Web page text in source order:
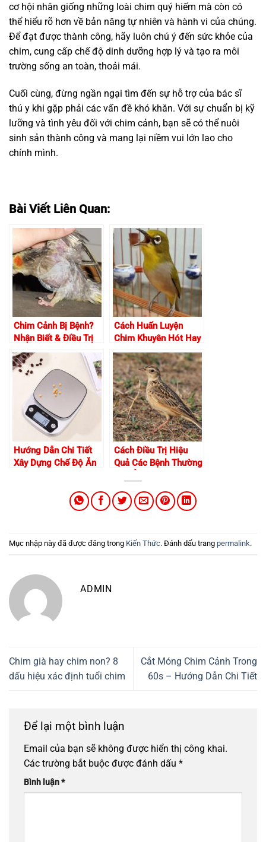
cơ hội nhân giống những loài chim quý hiếm mà còn có
thể hiểu rõ hơn về bản năng tự nhiên và hành vi của chúng.
Để đạt được thành công, hãy luôn chú ý đến sức khỏe của
chim, cung cấp chế độ dinh dưỡng hợp lý và tạo ra môi
trường sống an toàn, thoải mái.
Cuối cùng, đừng ngần ngại tìm đến sự hỗ trợ của bác sĩ
thú y khi gặp phải các vấn đề khó khăn. Với sự chuẩn bị kỹ
lưỡng và tình yêu đối với chim cảnh, bạn sẽ có thể nuôi
sinh sản thành công và mang lại niềm vui lớn lao cho
chính mình.
Bài Viết Liên Quan:
Chim Cảnh Bị Bệnh?
Nhận Biết & Điều Trị
Hiệu Quả
Cách Huấn Luyện
Chim Khuyên Hót Hay
Và Ngoan Ngoãn
Hướng Dẫn Chi Tiết
Xây Dựng Chế Độ Ăn
Cách Điều Trị Hiệu
Quả Các Bệnh Thường
Mục nhập này đã được đăng trong Kiến Thức. Đánh dấu trang permalink.
ADMIN
Chim già hay chim non? 8
dấu hiệu xác định tuổi chim
Cắt Móng Chim Cảnh Trong
60s – Hướng Dẫn Chi Tiết
Để lại một bình luận
Email của bạn sẽ không được hiển thị công khai.
Các trường bắt buộc được đánh dấu *
Bình luận*